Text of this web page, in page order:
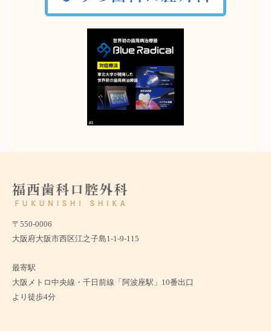
〒550-0006
大阪府大阪市西区江之子島1-1-9-115
最寄駅
大阪メトロ中央線・千日前線「阿波座駅」10番出口
より徒歩4分